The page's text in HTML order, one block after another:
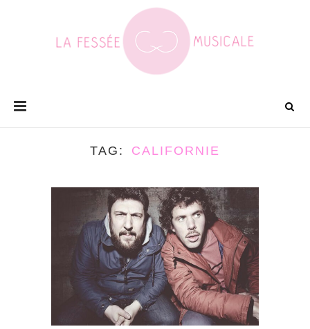
TAG CALIFORNIE